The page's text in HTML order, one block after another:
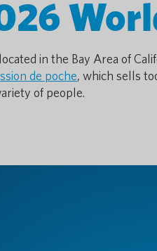
in the Bay Area of
de poche, which sells
of people.